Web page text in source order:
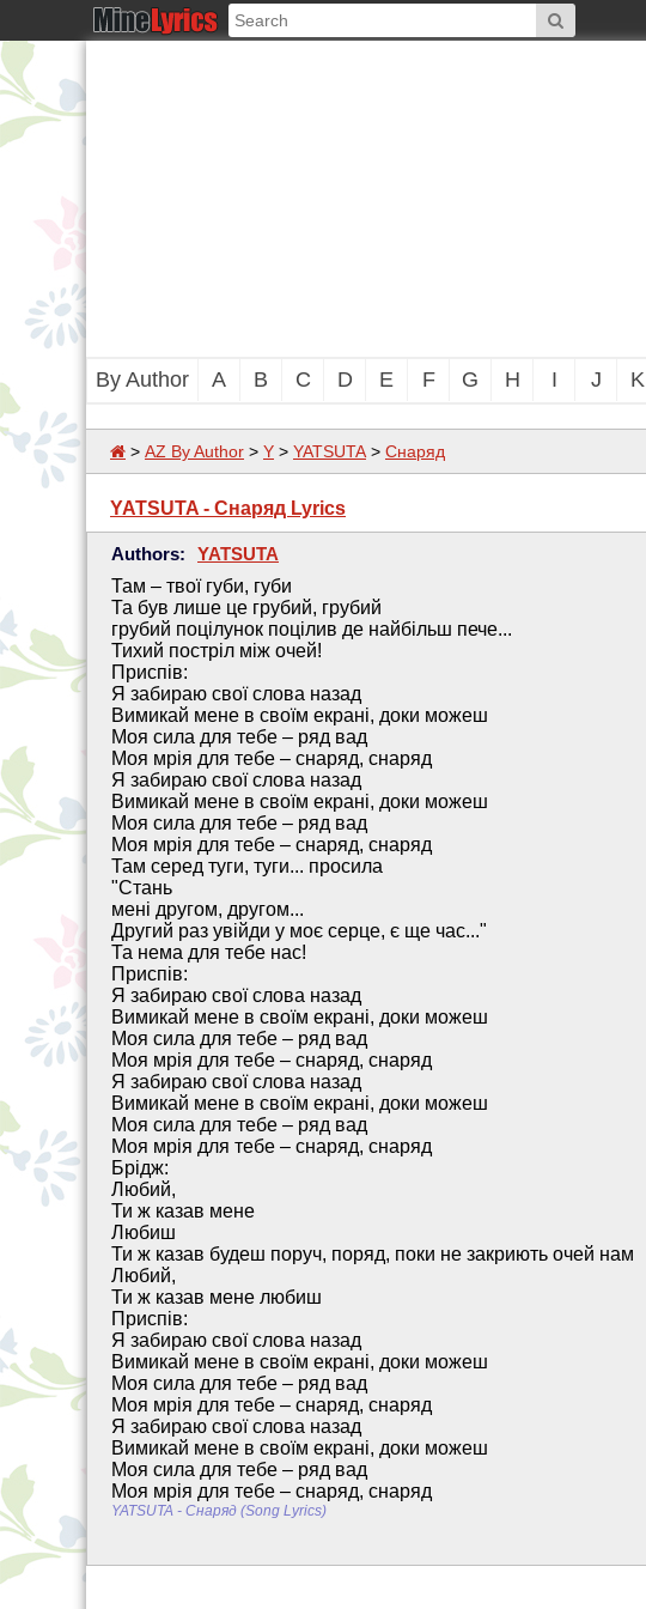
By Author A B C D E F G H I J K
> AZ By Author > Y > YATSUTA > Снаряд
YATSUTA - Снаряд Lyrics
Authors: YATSUTA
Там – твої губи, губи
Та був лише це грубий, грубий
грубий поцілунок поцілив де найбільш пече...
Тихий постріл між очей!
Приспів:
Я забираю свої слова назад
Вимикай мене в своїм екрані, доки можеш
Моя сила для тебе – ряд вад
Моя мрія для тебе – снаряд, снаряд
Я забираю свої слова назад
Вимикай мене в своїм екрані, доки можеш
Моя сила для тебе – ряд вад
Моя мрія для тебе – снаряд, снаряд
Там серед туги, туги... просила
"Стань
мені другом, другом...
Другий раз увійди у моє серце, є ще час..."
Та нема для тебе нас!
Приспів:
Я забираю свої слова назад
Вимикай мене в своїм екрані, доки можеш
Моя сила для тебе – ряд вад
Моя мрія для тебе – снаряд, снаряд
Я забираю свої слова назад
Вимикай мене в своїм екрані, доки можеш
Моя сила для тебе – ряд вад
Моя мрія для тебе – снаряд, снаряд
Брідж:
Любий,
Ти ж казав мене
Любиш
Ти ж казав будеш поруч, поряд, поки не закриють очей нам
Любий,
Ти ж казав мене любиш
Приспів:
Я забираю свої слова назад
Вимикай мене в своїм екрані, доки можеш
Моя сила для тебе – ряд вад
Моя мрія для тебе – снаряд, снаряд
Я забираю свої слова назад
Вимикай мене в своїм екрані, доки можеш
Моя сила для тебе – ряд вад
Моя мрія для тебе – снаряд, снаряд
YATSUTA - Снаряд (Song Lyrics)